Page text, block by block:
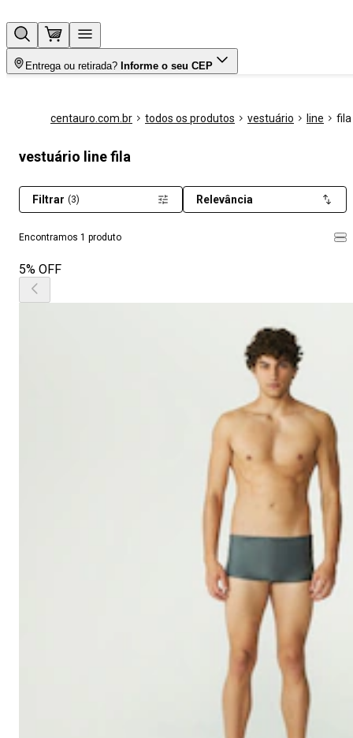
Entrega ou retirada? Informe o seu CEP
centauro.com.br todos os produtos vestuário line fila
vestuário line fila
Encontramos 1 produto
Filtrar (3) Relevância
5% OFF